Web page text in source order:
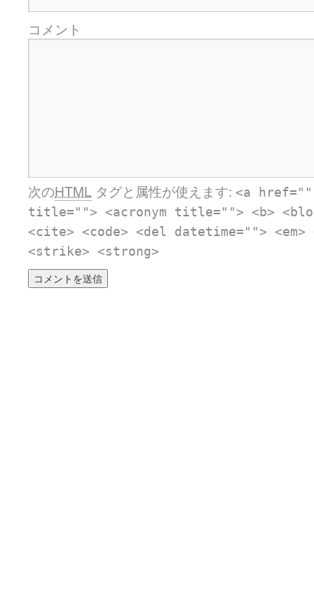
コメント
次のHTML タグと属性が使えます: <a
title=""> <acronym title=""> <b>
<cite> <code> <del datetime="">
<strike> <strong>